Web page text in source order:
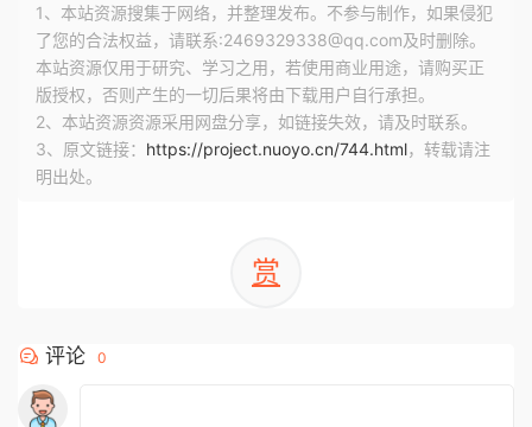
1、本站资源搜集于网络，并整理发布。不参与制作，如果侵犯
了您的合法权益，请联系:2469329338@qq.com及时删除。
本站资源仅用于研究、学习之用，若使用商业用途，请购买正
版授权，否则产生的一切后果将由下载用户自行承担。
2、本站资源资源采用网盘分享，如链接失效，请及时联系。
3、原文链接： https://project.nuoyo.cn/744.html，转载请注
明出处。
赏
评论 0